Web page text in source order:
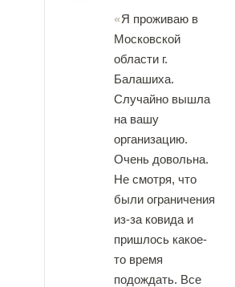
Я проживаю в
Московской
области г.
Балашиха.
Случайно вышла
на вашу
организацию.
Очень довольна.
Не смотря, что
были ограничения
из-за ковида и
пришлось какое-
то время
подождать. Все